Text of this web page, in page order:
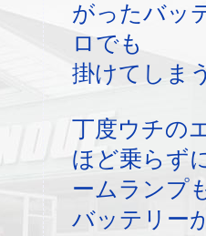
がったバッ
ロでも
掛けてしま
丁度ウチの
ほど乗らず
ームランプ
バッテリー